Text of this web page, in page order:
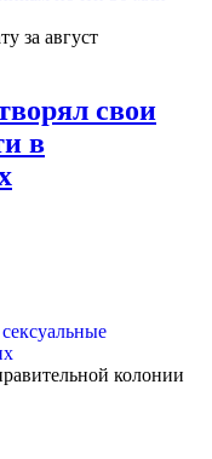
за август
свои
в
колонии